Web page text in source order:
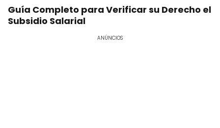
Guía Completo para Verificar su Derecho el
Subsidio Salarial
ANÚNCIOS